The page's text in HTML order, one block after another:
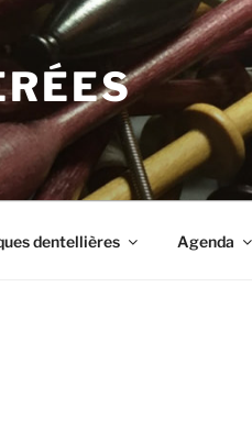
dentellières Agenda